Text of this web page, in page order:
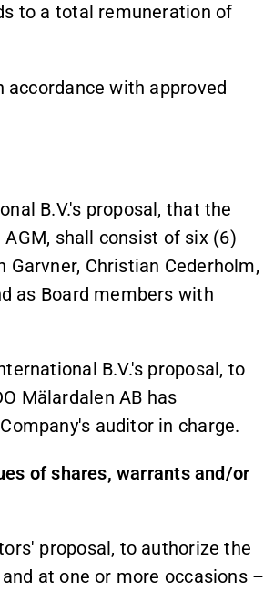
to a total remuneration of
with approved
B.V.'s proposal, that the
shall consist of six (6)
Christian Cederholm,
as Board members with
B.V.'s proposal, to
Mälardalen AB has
auditor in charge.
of shares, warrants and/or
proposal, to authorize the
at one or more occasions –